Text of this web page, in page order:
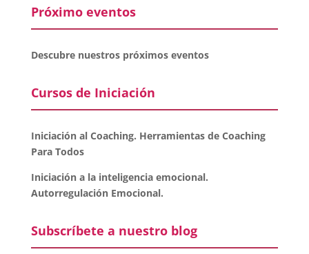
Próximo eventos
Descubre nuestros próximos eventos
Cursos de Iniciación
Iniciación al Coaching. Herramientas de Coaching
Para Todos
Iniciación a la inteligencia emocional.
Autorregulación Emocional.
Subscríbete a nuestro blog